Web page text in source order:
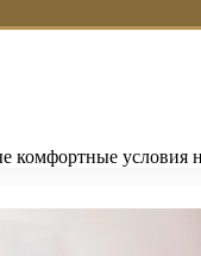
комфортные